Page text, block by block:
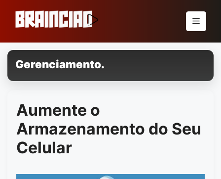
conteúdo
Menu
Gerenciamento.
Aumente o
Armazenamento do Seu
Celular